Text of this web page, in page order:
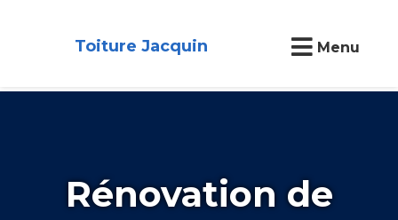
Toiture Jacquin Menu
Rénovation de